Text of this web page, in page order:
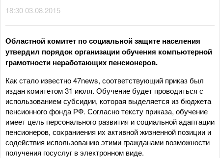
18:30 03.08.2015
Областной комитет по социальной защите населения
утвердил порядок организации обучения компьютерной
грамотности неработающих пенсионеров.
Как стало известно 47news, соответствующий приказ был
издан комитетом 31 июля. Обучение будет проводиться с
использованием субсидии, которая выделяется из бюджета
пенсионного фонда РФ. Согласно тексту приказа, обучение
имеет цель персонального развития и социальной адаптации
пенсионеров, сохраниения их активной жизненной позиции и
содействия использованию этими гражданами возможности
получения госуслуг в электронном виде.